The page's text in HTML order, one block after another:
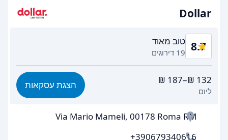
9.0
Dollar
8.7 טוב מאוד
19 דירוגים
8.3
קלות מציאה 8.1
יעילות הסוכן
ליום
הצגת עסקאות
Via Mario Mameli, 00178 Roma RM
+390679340616